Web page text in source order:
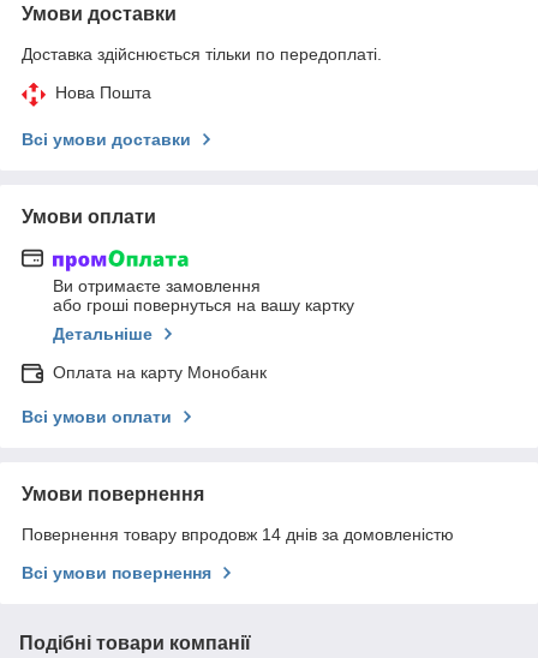
Умови доставки
Доставка здійснюється тільки по передоплаті.
Нова Пошта
Всі умови доставки
Умови оплати
Ви отримаєте замовлення
або гроші повернуться на вашу картку
Детальніше
Оплата на карту Монобанк
Всі умови оплати
Умови повернення
Повернення товару впродовж 14 днів за домовленістю
Всі умови повернення
Подібні товари компанії